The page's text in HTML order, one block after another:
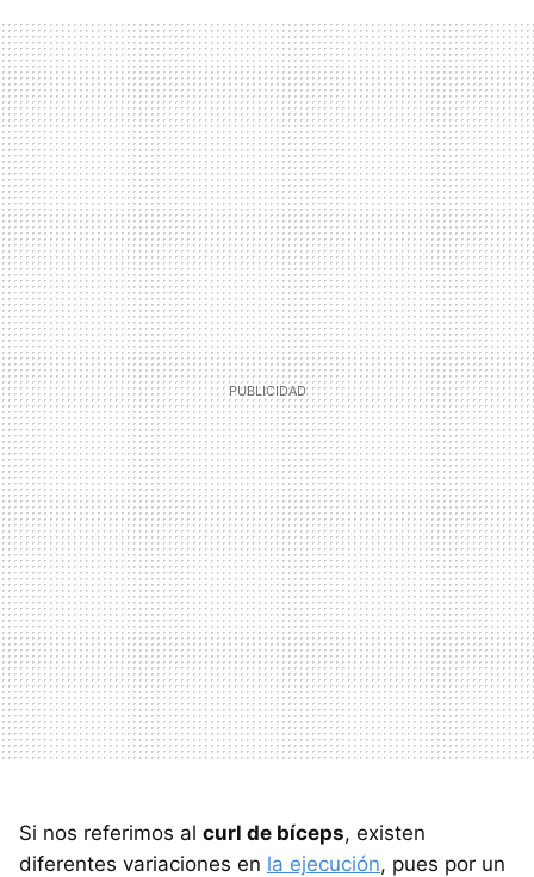
Si nos referimos al curl de bíceps, existen
diferentes variaciones en la ejecución, pues por un